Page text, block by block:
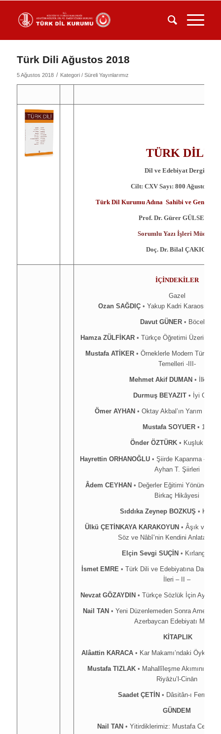
Türk Dili Ağustos 2018
5 Ağustos 2018 / Kategori / Süreli Yayınlarımız
TÜRK DİLİ
Dil ve Edebiyat Dergisi
Cilt: CXV Sayı: 800 Ağustos
Türk Dil Kurumu Adına Sahibi ve Genel
Prof. Dr. Gürer GÜLSEVİN
Sorumlu Yazı İşleri Müdürü
Doç. Dr. Bilal ÇAKICI
İÇİNDEKİLER
Gazel
Ozan SAĞDIÇ •Yakup Kadri
Davut GÜNER • Böcekler
Hamza ZÜLFİKAR• Türkçe Öğretimi Üzerine
Mustafa ATİKER• Örneklerle Modern Türk
Temelleri -III-
Mehmet Akif DUMAN • İlk
Durmuş BEYAZIT • İyi Günler
Ömer AYHAN • Oktay Akbal’ın Yarım
Mustafa SOYUER• 112
Önder ÖZTÜRK • Kuşluk
Hayrettin ORHANOĞLU• Şiirde Kapanma –
Ayhan T. Şiirleri
Âdem CEYHAN• Değerler Eğitimi Yönünden
Birkaç Hikâyesi
Sıddıka Zeynep BOZKUŞ •
Ülkü ÇETİNKAYA KARAKOYUN• Âşık ve
Söz ve Nâbî’nin Kendini Anlatan
Elçin Sevgi SUÇİN• Kırlangıç
İsmet EMRE • Türk Dili ve Edebiyatına Dair
İleri – II –
Nevzat GÖZAYDIN • Türkçe Sözlük İçin Aydın
Nail TAN • Yeni Düzenlemeden Sonra Amea
Azerbaycan Edebiyatı Müzesi
KİTAPLIK
Alâattin KARACA• Kar Makamı’ndaki
Mustafa TIZLAK• Mahallîleşme Akımının
Riyāżu’l-Cinān
Saadet ÇETİN • Dâsitân-ı Ferruh u
GÜNDEM
Nail TAN • Yitirdiklerimiz: Mustafa Ceylan